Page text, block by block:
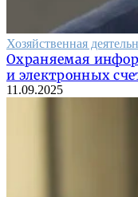
Хозяйственная
Охраняемая
и электронных
11.09.2025